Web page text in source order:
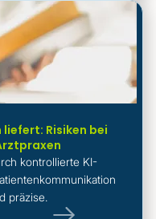
Risiken bei
kontrollierte KI-
präzise.